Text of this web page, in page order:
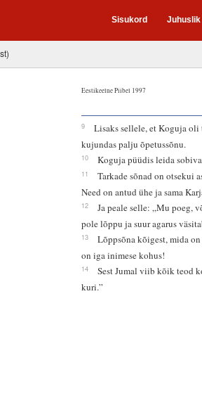
Sisukord
Eestikeelne Piibel 1997
9
Lisaks sellele, et Koguja oli
kujundas palju õpetussõnu.
10 Koguja püüdis leida
11
Tarkade sõnad on otsekui
Need on antud ühe ja sama
12
Ja peale selle: „Mu poeg,
pole lõppu ja suur agarus
13
Lõppsõna kõigest, mida
on iga inimese kohus!
14
Sest Jumal viib kõik teod
kuri.”